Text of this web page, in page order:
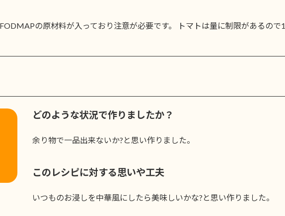
の原材料が入っており注意が必要です。 トマトは量に制限があるので
どのような状況で作りましたか？
余り物で一品出来ないか?と思い作りました。
このレシピに対する思いや工夫
いつものお浸しを中華風にしたら美味しいかな?と思い作りました。